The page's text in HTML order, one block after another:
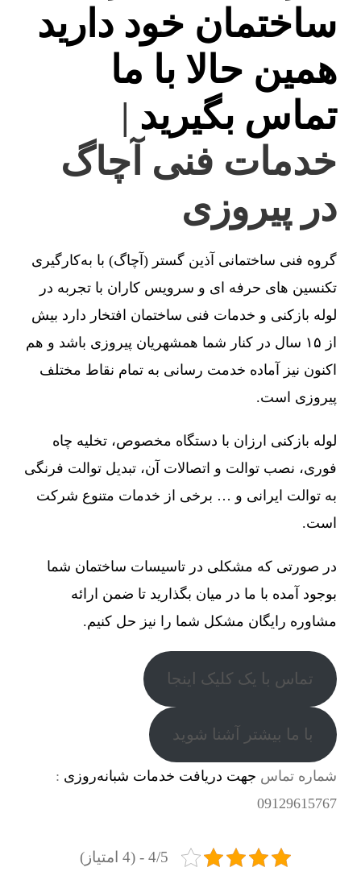
ساختمان خود دارید
همین حالا با ما
تماس بگیرید |
خدمات فنی آچاگ
در پیروزی
گروه فنی ساختمانی آذین گستر (آچاگ) با به‌کارگیری
تکنسین های حرفه ای و سرویس کاران با تجربه در
لوله بازکنی و خدمات فنی ساختمان افتخار دارد بیش
از ۱۵ سال در کنار شما همشهریان پیروزی باشد و هم
اکنون نیز آماده خدمت رسانی به تمام نقاط مختلف
پیروزی است.
لوله بازکنی ارزان با دستگاه مخصوص، تخلیه چاه
فوری، نصب توالت و اتصالات آن، تبدیل توالت فرنگی
به توالت ایرانی و … برخی از خدمات متنوع شرکت
است.
در صورتی که مشکلی در تاسیسات ساختمان شما
بوجود آمده با ما در میان بگذارید تا ضمن ارائه
مشاوره رایگان مشکل شما را نیز حل کنیم.
تماس با یک کلیک اینجا
با ما بیشتر آشنا شوید
شماره تماس جهت دریافت خدمات شبانه‌روزی :
09129615767
4/5 - (4 امتیاز)